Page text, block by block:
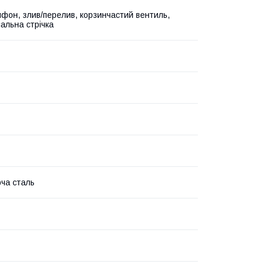
злив/перелив, корзинчастий вентиль,
стрічка
сталь